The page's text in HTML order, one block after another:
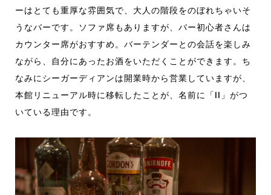
ーはとても重厚な雰囲気で、大人の階段をのぼれちゃいそ
うなバーです。ソファ席もありますが、バー初心者さんは
カウンター席がおすすめ。バーテンダーとの会話を楽しみ
ながら、自分にあったお酒をいただくことができます。ち
なみにシーガーディアンは開業時から営業していますが、
本館リニューアル時に移転したことが、名前に「II」がつ
いている理由です。